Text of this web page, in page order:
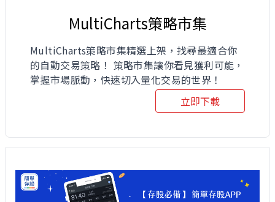
MultiCharts策略市集
MultiCharts策略市集精選上架，找尋最適合你
的自動交易策略！ 策略市集讓你看見獲利可能，
掌握市場脈動，快速切入量化交易的世界！
立即下載